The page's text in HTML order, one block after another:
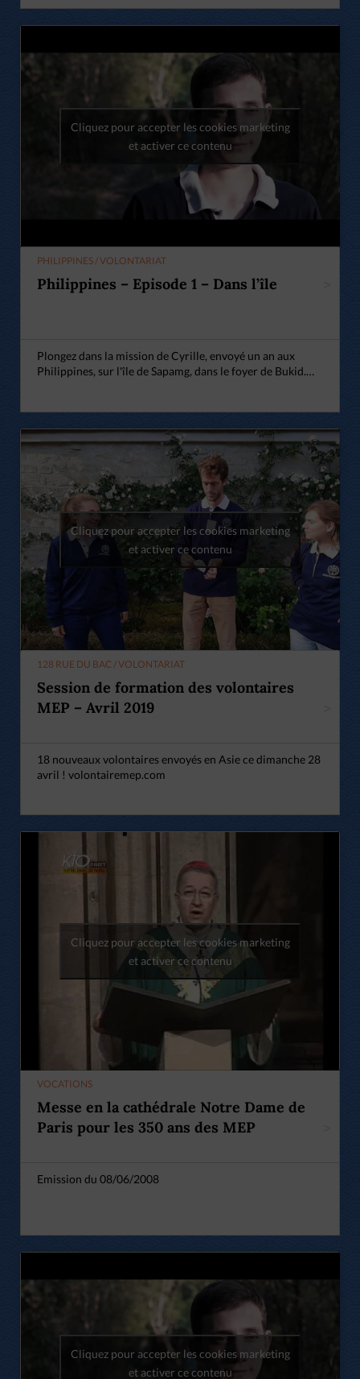
Cliquez pour accepter les cookies marketing
et activer ce contenu
PHILIPPINES / VOLONTARIAT
Philippines – Episode 1 – Dans l’île
Plongez dans la mission de Cyrille, envoyé un an aux
Philippines, sur l'île de Sapamg, dans le foyer de Bukid.…
Cliquez pour accepter les cookies marketing
et activer ce contenu
128 RUE DU BAC / VOLONTARIAT
Session de formation des volontaires
MEP – Avril 2019
18 nouveaux volontaires envoyés en Asie ce dimanche 28
avril ! volontairemep.com
Cliquez pour accepter les cookies marketing
et activer ce contenu
VOCATIONS
Messe en la cathédrale Notre Dame de
Paris pour les 350 ans des MEP
Emission du 08/06/2008
Cliquez pour accepter les cookies marketing
et activer ce contenu